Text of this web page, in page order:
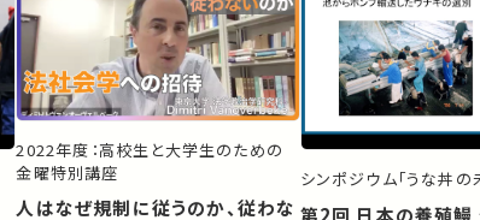
2022年度：高校生と大学生のための
金曜特別講座
人はなぜ規制に従うのか、従わな
シンポジウム「うな丼の
第2回 日本の養殖